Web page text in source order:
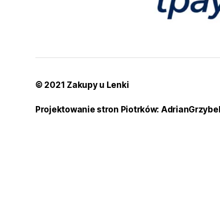
© 2021 Zakupy u Lenki
Projektowanie stron Piotrków: